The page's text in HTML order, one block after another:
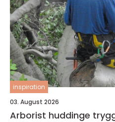
inspiration
03. August 2026
Arborist huddinge trygg och hållbar trädvård